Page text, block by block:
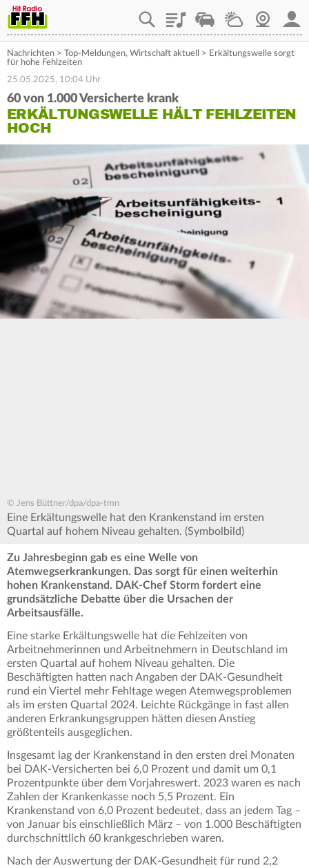
PlaylistStaupilotWetterWebcam
Nachrichten > Top-Meldungen, Wirtschaft aktuell > Erkältungswelle sorgt
für hohe Fehlzeiten
25.05.2025, 10:04 Uhr
60 von 1.000 Versicherte krank
ERKÄLTUNGSWELLE HÄLT FEHLZEITEN
HOCH
© Jens Büttner/dpa/dpa-tmn
Eine Erkältungswelle hat den Krankenstand im ersten
Quartal auf hohem Niveau gehalten. (Symbolbild)
Zu Jahresbeginn gab es eine Welle von
Atemwegserkrankungen. Das sorgt für einen weiterhin
hohen Krankenstand. DAK-Chef Storm fordert eine
grundsätzliche Debatte über die Ursachen der
Arbeitsausfälle.
Eine starke Erkältungswelle hat die Fehlzeiten von
Arbeitnehmerinnen und Arbeitnehmern in Deutschland im
ersten Quartal auf hohem Niveau gehalten. Die
Beschäftigten hatten nach Angaben der DAK-Gesundheit
rund ein Viertel mehr Fehltage wegen Atemwegsproblemen
als im ersten Quartal 2024. Leichte Rückgänge in fast allen
anderen Erkrankungsgruppen hätten diesen Anstieg
größtenteils ausgeglichen.
Insgesamt lag der Krankenstand in den ersten drei Monaten
bei DAK-Versicherten bei 6,0 Prozent und damit um 0,1
Prozentpunkte über dem Vorjahreswert. 2023 waren es nach
Zahlen der Krankenkasse noch 5,5 Prozent. Ein
Krankenstand von 6,0 Prozent bedeutet, dass an jedem Tag –
von Januar bis einschließlich März – von 1.000 Beschäftigten
durchschnittlich 60 krankgeschrieben waren.
Nach der Auswertung der DAK-Gesundheit für rund 2,2